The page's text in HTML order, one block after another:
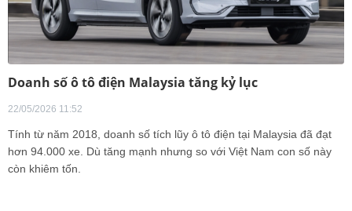
Doanh số ô tô điện Malaysia tăng kỷ lục
22/05/2026 11:52
Tính từ năm 2018, doanh số tích lũy ô tô điện tại Malaysia đã đạt
hơn 94.000 xe. Dù tăng mạnh nhưng so với Việt Nam con số này
còn khiêm tốn.